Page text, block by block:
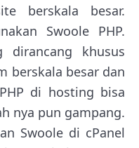
berskala besar.
Swoole PHP.
dirancang khusus
berskala besar dan
di hosting bisa
nya pun gampang.
Swoole di cPanel